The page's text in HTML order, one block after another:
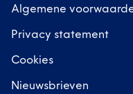
Algemene
Privacy statement
Cookies
Nieuwsbrieven